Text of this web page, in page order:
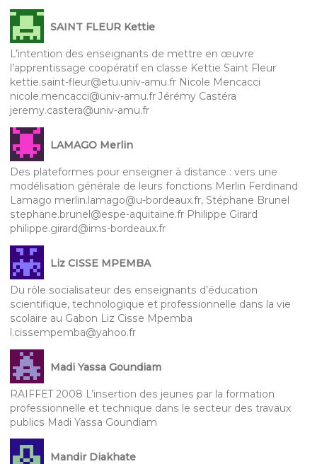
SAINT FLEUR Kettie
L’intention des enseignants de mettre en œuvre
l’apprentissage coopératif en classe Kettie Saint Fleur
kettie.saint-fleur@etu.univ-amu.fr Nicole Mencacci
nicole.mencacci@univ-amu.fr Jérémy Castéra
jeremy.castera@univ-amu.fr
LAMAGO Merlin
Des plateformes pour enseigner à distance : vers une
modélisation générale de leurs fonctions Merlin Ferdinand
Lamago merlin.lamago@u-bordeaux.fr, Stéphane Brunel
stephane.brunel@espe-aquitaine.fr Philippe Girard
philippe.girard@ims-bordeaux.fr
Liz CISSE MPEMBA
Du rôle socialisateur des enseignants d’éducation
scientifique, technologique et professionnelle dans la vie
scolaire au Gabon Liz Cisse Mpemba
l.cissempemba@yahoo.fr
Madi Yassa Goundiam
RAIFFET 2008 L’insertion des jeunes par la formation
professionnelle et technique dans le secteur des travaux
publics Madi Yassa Goundiam
Mandir Diakhate